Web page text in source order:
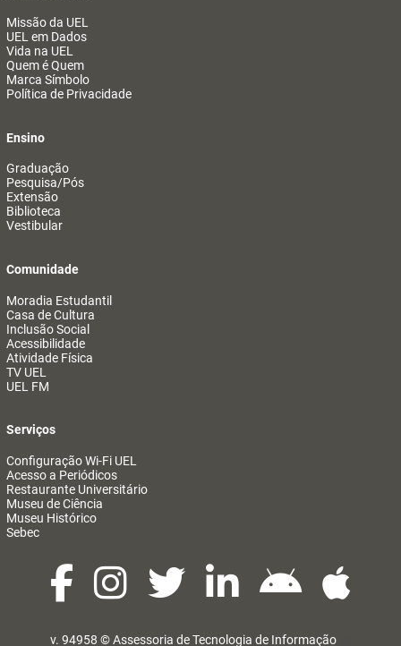
Missão da UEL
UEL em Dados
Vida na UEL
Quem é Quem
Marca Símbolo
Política de Privacidade
Ensino
Graduação
Pesquisa/Pós
Extensão
Biblioteca
Vestibular
Comunidade
Moradia Estudantil
Casa de Cultura
Inclusão Social
Acessibilidade
Atividade Física
TV UEL
UEL FM
Serviços
Configuração Wi-Fi UEL
Acesso a Periódicos
Restaurante Universitário
Museu de Ciência
Museu Histórico
Sebec
v. 94958 ©Assessoria de Tecnologia de Informação